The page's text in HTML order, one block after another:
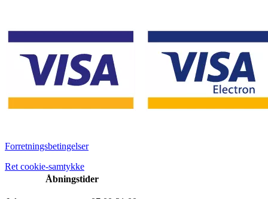
Forretningsbetingelser
Ret cookie-samtykke
Åbningstider